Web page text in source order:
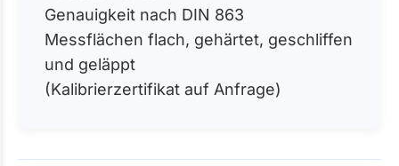
Genauigkeit nach DIN 863
Messflächen flach, gehärtet, geschliffen
und geläppt
(Kalibrierzertifikat auf Anfrage)